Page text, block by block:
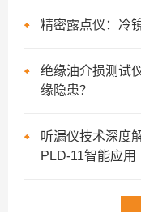
精密露点仪：冷
绝缘油介损测试
缘隐患？
听漏仪技术深度
PLD-11智能应用